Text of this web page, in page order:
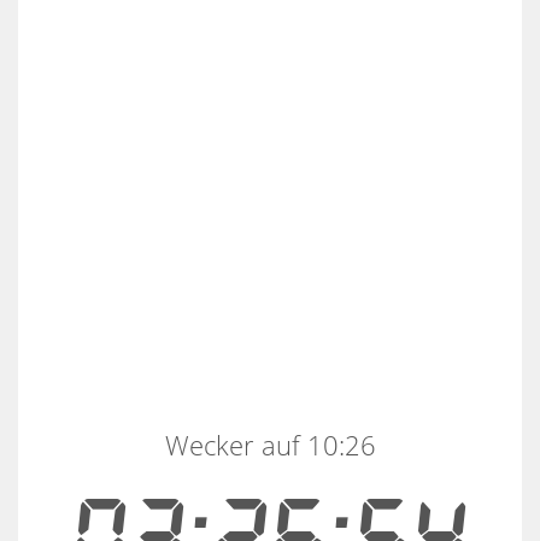
Wecker auf 10:26